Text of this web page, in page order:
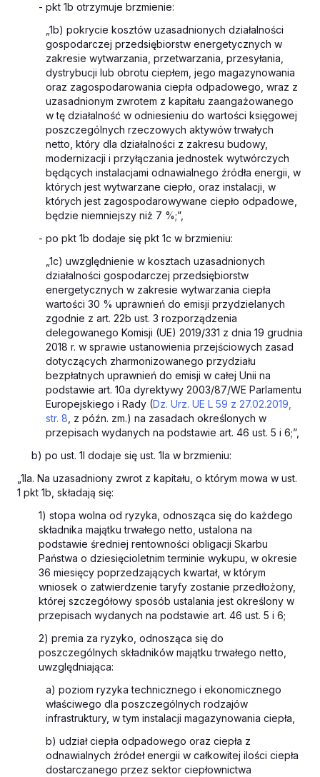
- pkt 1b otrzymuje brzmienie:
„1b) pokrycie kosztów uzasadnionych działalności
gospodarczej przedsiębiorstw energetycznych w
zakresie wytwarzania, przetwarzania, przesyłania,
dystrybucji lub obrotu ciepłem, jego magazynowania
oraz zagospodarowania ciepła odpadowego, wraz z
uzasadnionym zwrotem z kapitału zaangażowanego
w tę działalność w odniesieniu do wartości księgowej
poszczególnych rzeczowych aktywów trwałych
netto, który dla działalności z zakresu budowy,
modernizacji i przyłączania jednostek wytwórczych
będących instalacjami odnawialnego źródła energii, w
których jest wytwarzane ciepło, oraz instalacji, w
których jest zagospodarowywane ciepło odpadowe,
będzie niemniejszy niż 7 %;”,
- po pkt 1b dodaje się pkt 1c w brzmieniu:
„1c) uwzględnienie w kosztach uzasadnionych
działalności gospodarczej przedsiębiorstw
energetycznych w zakresie wytwarzania ciepła
wartości 30 % uprawnień do emisji przydzielanych
zgodnie z art. 22b ust. 3 rozporządzenia
delegowanego Komisji (UE) 2019/331 z dnia 19 grudnia
2018 r. w sprawie ustanowienia przejściowych zasad
dotyczących zharmonizowanego przydziału
bezpłatnych uprawnień do emisji w całej Unii na
podstawie art. 10a dyrektywy 2003/87/WE Parlamentu
Europejskiego i Rady (Dz. Urz. UE L 59 z 27.02.2019,
str. 8 , z późn. zm.) na zasadach określonych w
przepisach wydanych na podstawie art. 46 ust. 5 i 6;”,
b) po ust. 1l dodaje się ust. 1la w brzmieniu:
„1la. Na uzasadniony zwrot z kapitału, o którym mowa w ust.
1 pkt 1b, składają się:
1) stopa wolna od ryzyka, odnosząca się do każdego
składnika majątku trwałego netto, ustalona na
podstawie średniej rentowności obligacji Skarbu
Państwa o dziesięcioletnim terminie wykupu, w okresie
36 miesięcy poprzedzających kwartał, w którym
wniosek o zatwierdzenie taryfy zostanie przedłożony,
której szczegółowy sposób ustalania jest określony w
przepisach wydanych na podstawie art. 46 ust. 5 i 6;
2) premia za ryzyko, odnosząca się do
poszczególnych składników majątku trwałego netto,
uwzględniająca:
a) poziom ryzyka technicznego i ekonomicznego
właściwego dla poszczególnych rodzajów
infrastruktury, w tym instalacji magazynowania ciepła,
b) udział ciepła odpadowego oraz ciepła z
odnawialnych źródeł energii w całkowitej ilości ciepła
dostarczanego przez sektor ciepłownictwa